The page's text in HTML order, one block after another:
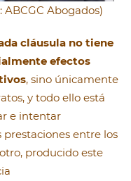
Abogados)
cláusula no tiene
efectos
, sino únicamente
y todo ello está
e intentar
entre los
producido este